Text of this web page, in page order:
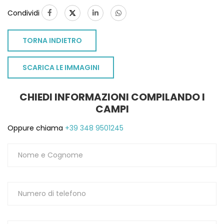
Condividi
TORNA INDIETRO
SCARICA LE IMMAGINI
CHIEDI INFORMAZIONI COMPILANDO I
CAMPI
Oppure chiama +39 348 9501245